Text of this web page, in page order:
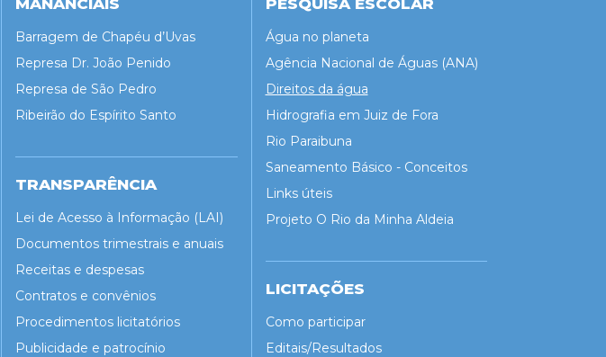
Barragem de Chapéu d’Uvas
Represa Dr. João Penido
Represa de São Pedro
Ribeirão do Espírito Santo
TRANSPARÊNCIA
Lei de Acesso à Informação (LAI)
Documentos trimestrais e anuais
Receitas e despesas
Contratos e convênios
Procedimentos licitatórios
Publicidade e patrocínio
Água no planeta
Agência Nacional de Águas (ANA)
Direitos da água
Hidrografia em Juiz de Fora
Rio Paraibuna
Saneamento Básico - Conceitos
Links úteis
Projeto O Rio da Minha Aldeia
LICITAÇÕES
Como participar
Editais/Resultados